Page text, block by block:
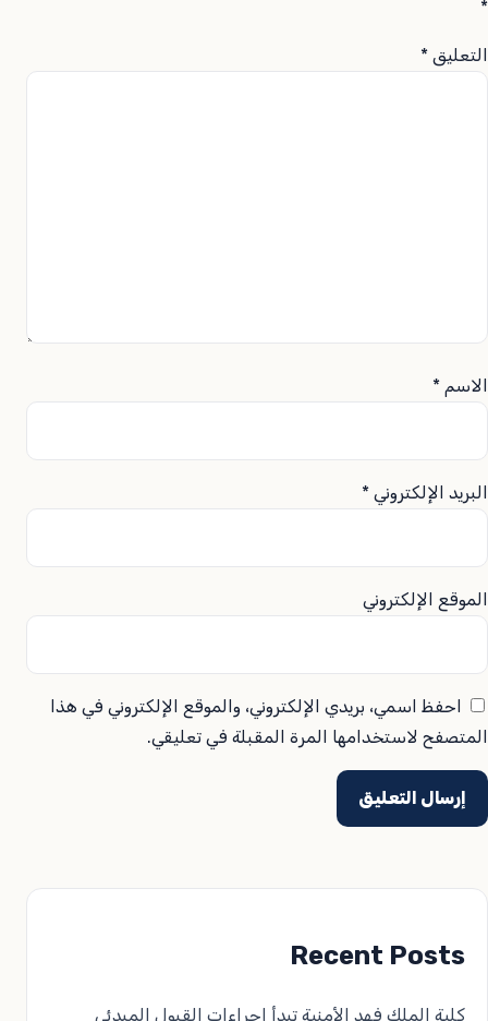
*
التعليق *
الاسم *
البريد الإلكتروني *
الموقع الإلكتروني
احفظ اسمي، بريدي الإلكتروني، والموقع الإلكتروني في هذا
المتصفح لاستخدامها المرة المقبلة في تعليقي.
Recent Posts
كلية الملك فهد الأمنية تبدأ إجراءات القبول المبدئي